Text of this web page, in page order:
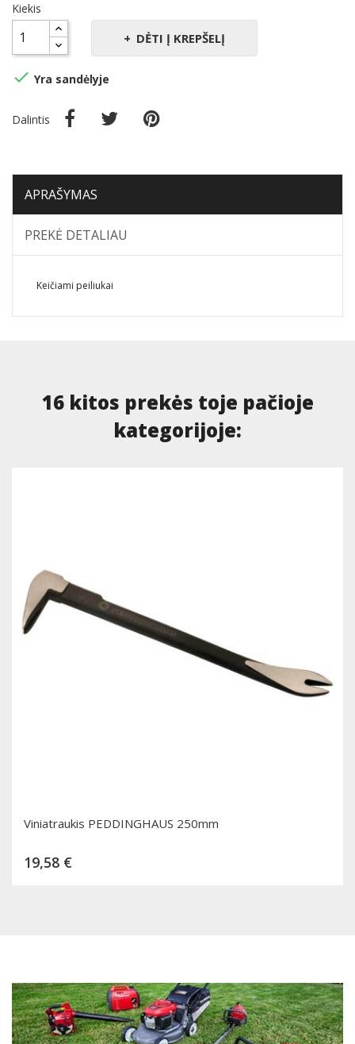
Kiekis
DĖTI Į KREPŠELĮ
 Yra sandėlyje
Dalintis
APRAŠYMAS
PREKĖ DETALIAU
Keičiami peiliukai
16 kitos prekės toje pačioje
kategorijoje:
Viniatraukis PEDDINGHAUS 250mm
19,58 €